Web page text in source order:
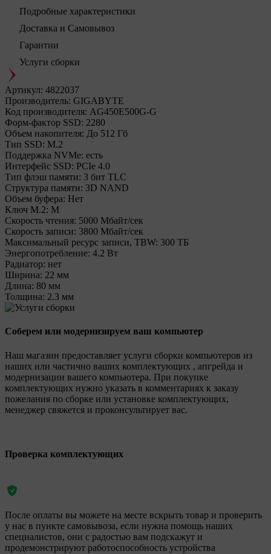
Подробные характеристики
Доставка и Самовывоз
Гарантии
Услуги сборки
Артикул: 4822037
Производитель: GIGABYTE
Код производителя: AG450E500G-G
Форм-фактор SSD: 2280
Объем накопителя: До 512 Гб
Тип SSD: М.2
Поддержка NVMe: есть
Интерфейс SSD: PCIe 4.0
Тип флэш памяти: 3 бит TLC
Структура памяти: 3D NAND
Объем буфера: Нет
Ключ M.2: M
Cкорость чтения: 5000 Мбайт/сек
Cкорость записи: 3800 Мбайт/сек
Максимальный ресурс записи, TBW: 300 ТБ
Энергопотребление: 4.2 Вт
Радиатор: нет
Ширина: 22 мм
Длина: 80 мм
Толщина: 2.3 мм
Соберем или модернизируем ваш компьютер
Наш магазин предоставляет услуги сборки компьютеров из
наших или частично ваших комплектующих , апгрейда и
модернизации вашего компьютера. При покупке
комплектующих нужно указать в комментариях к заказу
пожелания по сборке или установке комплектующих,
менеджер свяжется и проконсультирует вас.
Проверка комплектующих
После оплаты вы можете на месте вскрыть товар и проверить
у нас в пункте самовывоза, если нужна помощь наших
специалистов, они с радостью вам подскажут и
продемонстрируют работоспособность устройства